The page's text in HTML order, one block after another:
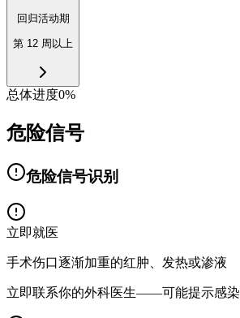
回归活动期
第 12 周以上
总体进度0%
危险信号
危险信号识别
立即就医
手术伤口逐渐加重的红肿、发热或渗液
立即联系你的外科医生——可能提示感染